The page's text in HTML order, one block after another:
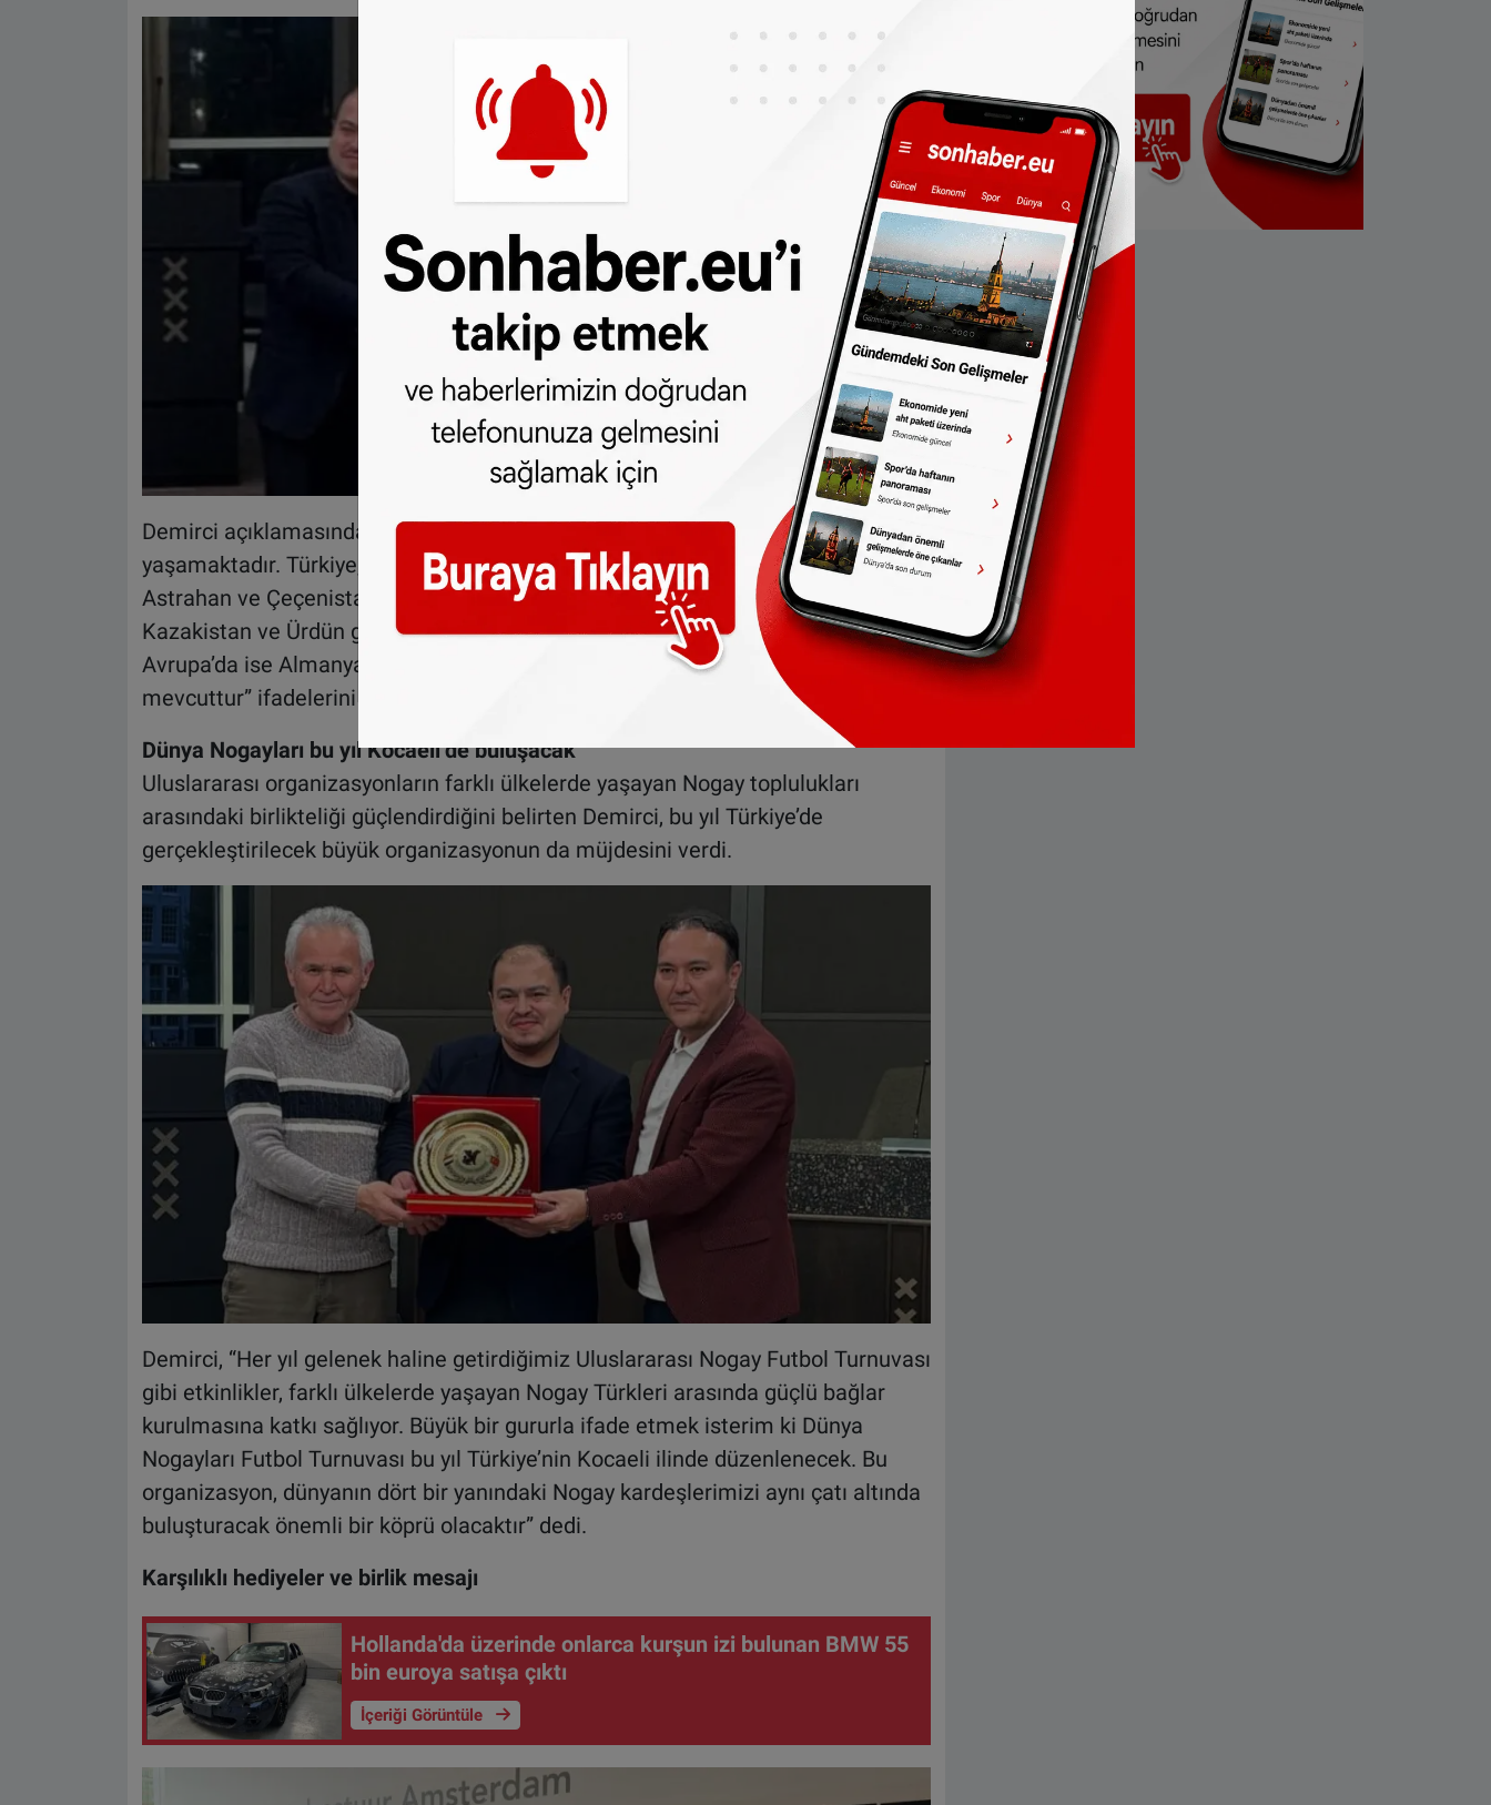
Demirci açıklamasında, “Bugün dünya genelinde yaklaşık 2 milyon Nogay Türkü
yaşamaktadır. Türkiye, Karaçay-Çerkez Cumhuriyeti, Dağıstan, Stavropol,
Astrahan ve Çeçenistan başta olmak üzere Romanya, Litvanya, Bulgaristan,
Kazakistan ve Ürdün gibi ülkelerde önemli Nogay toplulukları bulunmaktadır.
Avrupa’da ise Almanya, Norveç, İsveç ve Hollanda’da güçlü bir Nogay topluluğu
mevcuttur” ifadelerini kullandı.
Dünya Nogayları bu yıl Kocaeli’de buluşacak
Uluslararası organizasyonların farklı ülkelerde yaşayan Nogay toplulukları
arasındaki birlikteliği güçlendirdiğini belirten Demirci, bu yıl Türkiye’de
gerçekleştirilecek büyük organizasyonun da müjdesini verdi.
Demirci, “Her yıl gelenek haline getirdiğimiz Uluslararası Nogay Futbol Turnuvası
gibi etkinlikler, farklı ülkelerde yaşayan Nogay Türkleri arasında güçlü bağlar
kurulmasına katkı sağlıyor. Büyük bir gururla ifade etmek isterim ki Dünya
Nogayları Futbol Turnuvası bu yıl Türkiye’nin Kocaeli ilinde düzenlenecek. Bu
organizasyon, dünyanın dört bir yanındaki Nogay kardeşlerimizi aynı çatı altında
buluşturacak önemli bir köprü olacaktır” dedi.
Karşılıklı hediyeler ve birlik mesajı
Hollanda'da üzerinde onlarca kurşun izi bulunan BMW 55
bin euroya satışa çıktı
İçeriği Görüntüle